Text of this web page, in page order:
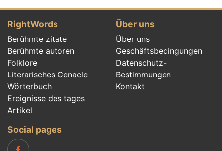
RightWords
Berühmte zitate
Berühmte autoren
Folklore
Literarisches Cenacle
Wörterbuch
Ereignisse des tages
Artikel
Über uns
Über uns
Geschäftsbedingungen
Datenschutz-
Bestimmungen
Kontakt
Social pages